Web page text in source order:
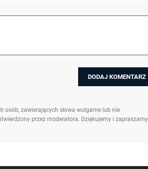
osób, zawierających słowa wulgarne lub nie
przez moderatora. Dziękujemy i zapraszamy